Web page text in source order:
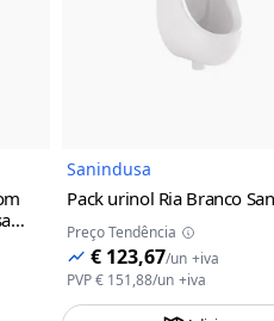
Sanindusa
Pack urinol Ria Branco
Preço Tendência
€ 123,67/un +iva
PVP€ 151,88/un +iva